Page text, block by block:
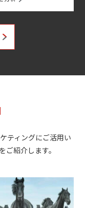
ティングにご活用い
ご紹介します。